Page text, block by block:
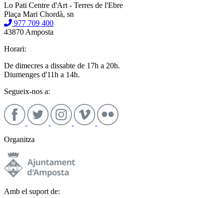
Lo Pati Centre d'Art - Terres de l'Ebre
Plaça Mari Chordà, sn
977 709 400
43870 Amposta
Horari:
De dimecres a dissabte de 17h a 20h.
Diumenges d'11h a 14h.
Segueix-nos a:
Organitza
Amb el suport de: